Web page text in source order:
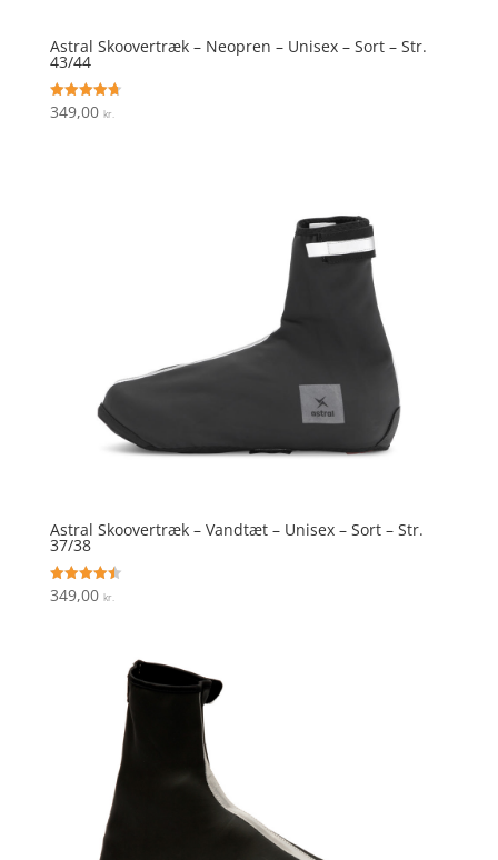
Astral Skoovertræk – Neopren – Unisex – Sort – Str.
43/44
Vurderet
4.7
349,00 kr.
Astral Skoovertræk – Vandtæt – Unisex – Sort – Str.
37/38
Vurderet
4.5
349,00 kr.